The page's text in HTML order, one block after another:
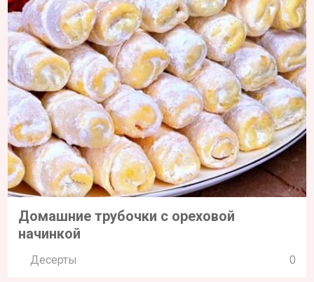
Домашние трубочки с ореховой
начинкой
Десерты 0